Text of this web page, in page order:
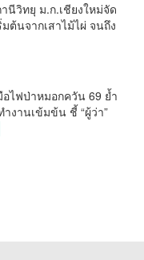
นีวิทยุ ม.ก.เชียงใหม่จัด
ต้นจากเสาไม้ไผ่ จนถึง
วันนี้”
ไฟป่าหมอกควัน 69 ย้ำ
งานเข้มข้น ชี้ “ผู้ว่า”
ญหาลด